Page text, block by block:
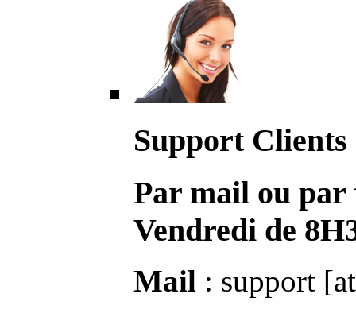
Support Clients
Par mail ou par
Vendredi de
Mail : support